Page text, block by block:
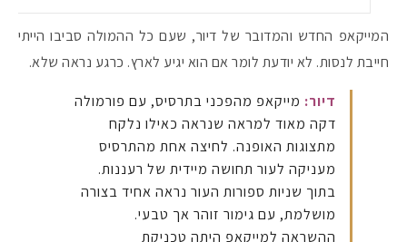
המייקאפ החדש והמדובר של דיור, שעם כל ההמולה סביבו הייתי
חייבת לנסות. לא יודעת לומר אם הוא יגיע לארץ. כרגע נראה שלא.
דיור: מייקאפ מהפכני בתרסיס, עם פורמולה
דקה מאוד למראה שנראה כאילו נלקח
מתצוגות האופנה. לחיצה אחת מהתרסיס
מעניקה לעור תחושה מיידית של רעננות.
בתוך שניות ספורות העור נראה אחיד בצורה
מושלמת, עם גימור זוהר אך טבעי.
ההשראה למייקאפ היתה טכניקת